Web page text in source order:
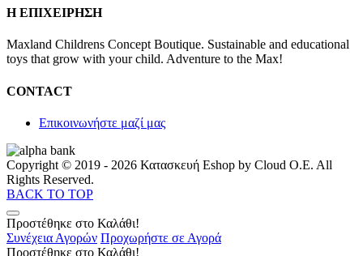
Η ΕΠΙΧΕΙΡΗΣΗ
Maxland Childrens Concept Boutique. Sustainable and educational
toys that grow with your child. Adventure to the Max!
CONTACT
Επικοινωνήστε μαζί μας
Copyright © 2019 - 2026 Κατασκευή Eshop by Cloud O.E. All
Rights Reserved.
BACK TO TOP
Προστέθηκε στο Καλάθι!
Συνέχεια Αγορών Προχωρήστε σε Αγορά
Προστέθηκε στο Καλάθι!